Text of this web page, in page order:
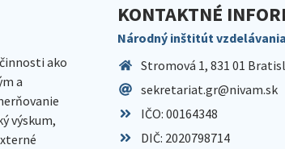
ako
a
výskum,
KONTAKTNÉ
Národný inštitút
Stromová 1, 831 01
sekretariat.gr@nivam.sk
IČO: 00164348
DIČ: 2020798714